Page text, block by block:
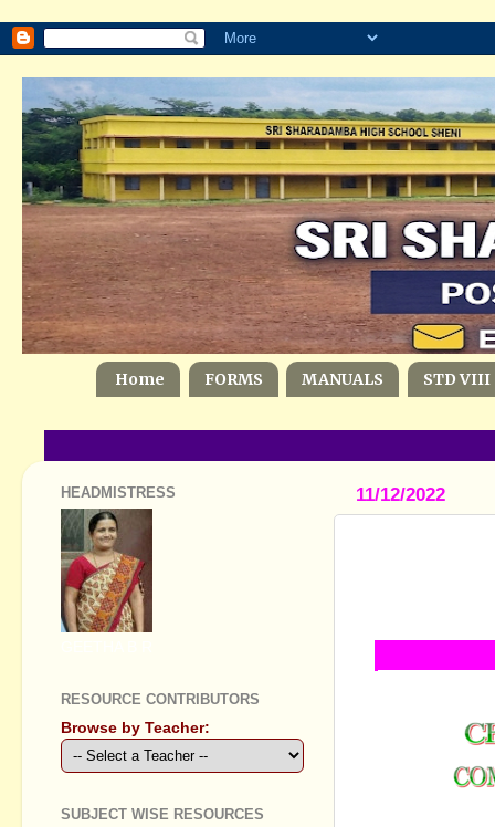
Home FORMS MANUALS STD VIII
11/12/2022
HEADMISTRESS
RESOURCE CONTRIBUTORS
Browse by Teacher:
SUBJECT WISE RESOURCES